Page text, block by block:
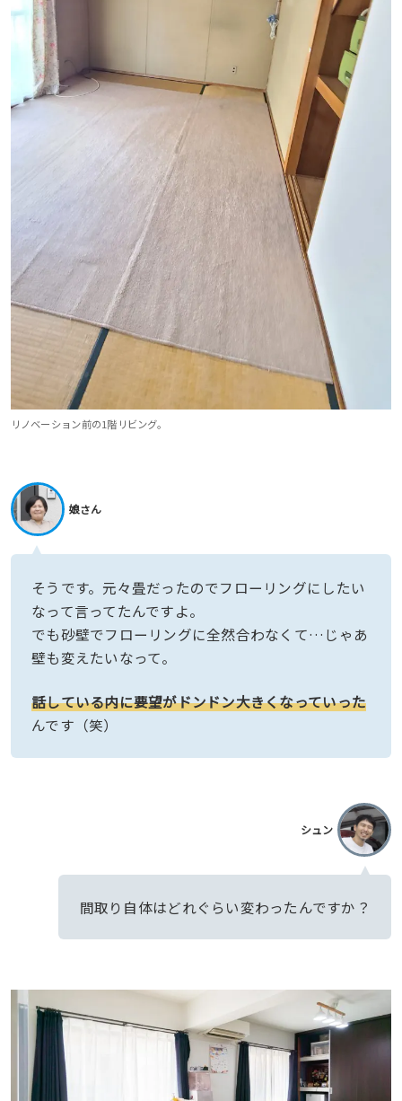
リノベーション前の1階リビング。
娘さん
そうです。元々畳だったのでフローリングにしたい
なって言ってたんですよ。
でも砂壁でフローリングに全然合わなくて…じゃあ
壁も変えたいなって。
話している内に要望がドンドン大きくなっていった
んです（笑）
シュン
間取り自体はどれぐらい変わったんですか？